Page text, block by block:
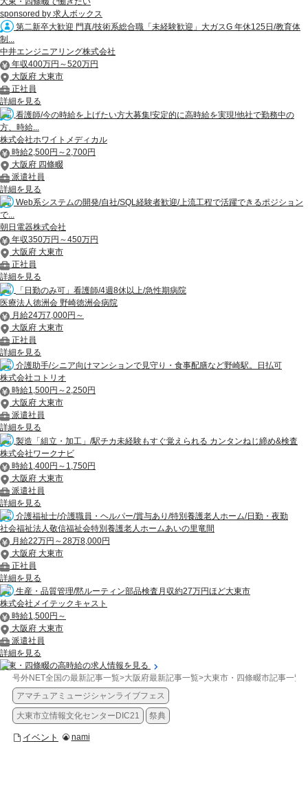
sponsored by 求人ボックス
第二新卒大歓迎 門真/技術系総合職「未経験歓迎」大ガスG 年休125日/教育体
制...
中井エンジニアリング株式会社
年収400万円～520万円
大阪府 大東市
正社員
詳細を見る
看護師/今の時給を上げたい方大募集!安定的に高時給を実現!他社で勤務中の
方、時給...
株式会社ホワイトメディカル
時給2,500円～2,700円
大阪府 四條畷
派遣社員
詳細を見る
Web系システムの開発/自社/SQL経験者歓迎/上流工程で活躍できるポジション
で...
朝日電器株式会社
年収350万円～450万円
大阪府 大東市
正社員
詳細を見る
「日勤のみ可」看護師/4週8休以上/急性期病院
医療法人徳洲会 野崎徳洲会病院
月給24万7,000円～
大阪府 大東市
正社員
詳細を見る
介護助手/シニア向けマンションで見守り・食事配膳など野崎駅。日払可
株式会社コトリオ
時給1,500円～2,250円
大阪府 大東市
派遣社員
詳細を見る
製造「組立・加工」/駅チカ未経験もすぐ覚えられる カンタンねじ締め&検査
株式会社ワークナビ
時給1,400円～1,750円
大阪府 大東市
派遣社員
詳細を見る
介護福祉士/介護職員・ヘルパー/賞与あり/特別養護老人ホーム/日勤・夜勤
社会福祉法人敬信福祉会特別養護老人ホームあいの里竜間
月給22万円～28万8,000円
大阪府 大東市
正社員
詳細を見る
生産・品質管理/黙ルーティン部品検査月収約27万円ほど大東市
株式会社メイテックキャスト
時給1,500円～
大阪府 大東市
派遣社員
詳細を見る
大東・四條畷の高時給の求人情報を見る
号外NET全国の最新記事一覧>大阪府最新記事一覧>大東市・四條畷市記事一覧
アマチュアミュージシャンライブフェス
大東市立情報文化センターDIC21 祭典
イベント nami